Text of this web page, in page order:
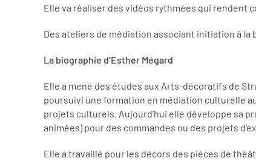
Elle va réaliser des vidéos rythmées qui rendent
Des ateliers de médiation associant initiation à
La biographie d’Esther Mégard
Elle a mené des études aux Arts-décoratifs de
poursuivi une formation en médiation culturelle
projets culturels. Aujourd’hui elle développe sa
animées) pour des commandes ou des projets
Elle a travaillé pour les décors des pièces de